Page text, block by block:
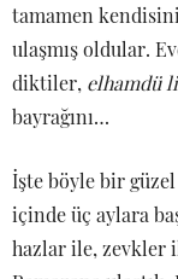
tamamen
ulaşmış oldular.
diktiler, elhamdü
bayrağını…
İşte böyle bir
içinde üç aylara
hazlar ile, zevkler